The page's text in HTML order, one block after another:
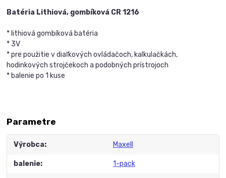
Batéria Lithiová, gombíková CR 1216
* lithiová gombíková batéria
* 3V
* pre použitie v diaľkových ovládačoch, kalkulačkách,
hodinkových strojčekoch a podobných prístrojoch
* balenie po 1 kuse
Parametre
Výrobca Maxell
balenie 1-pack